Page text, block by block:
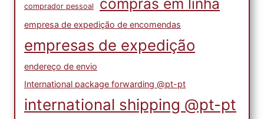
comprador pessoal compras em linha
empresa de expedição de encomendas
empresas de expedição
endereço de envio
International package forwarding @pt-pt
international shipping @pt-pt